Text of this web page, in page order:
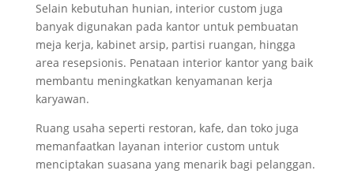
Selain kebutuhan hunian, interior custom juga
banyak digunakan pada kantor untuk pembuatan
meja kerja, kabinet arsip, partisi ruangan, hingga
area resepsionis. Penataan interior kantor yang baik
membantu meningkatkan kenyamanan kerja
karyawan.
Ruang usaha seperti restoran, kafe, dan toko juga
memanfaatkan layanan interior custom untuk
menciptakan suasana yang menarik bagi pelanggan.